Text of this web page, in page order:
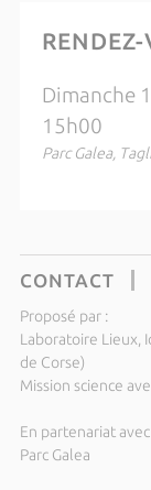
RENDEZ-
Dimanche
15h00
Parc Galea,
CONTACT
Proposé par :
Laboratoire Lieux,
de Corse)
Mission science
En partenariat avec
Parc Galea